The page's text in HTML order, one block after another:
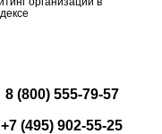
8 (800) 555-79-57
+7 (495) 902-55-25